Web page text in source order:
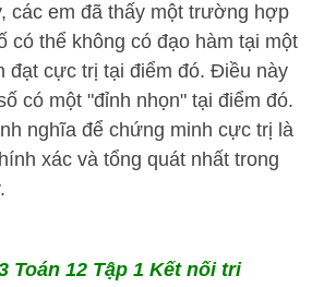
các em đã thấy một trường hợp
có thể không có đạo hàm tại một
đạt cực trị tại điểm đó. Điều này
có một "đỉnh nhọn" tại điểm đó.
nghĩa để chứng minh cực trị là
xác và tổng quát nhất trong
Toán 12 Tập 1 Kết nối tri